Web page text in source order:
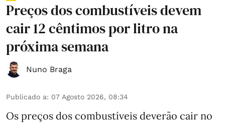
Preços dos combustíveis devem
cair 12 cêntimos por litro na
próxima semana
Nuno Braga
Publicado a: 07 Agosto 2026, 08:34
Os preços dos combustíveis deverão cair no